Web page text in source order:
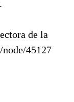
de la
45127